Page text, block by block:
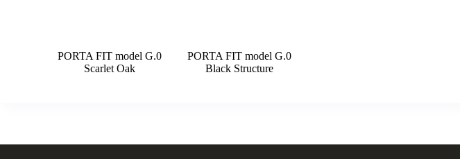
PORTA FIT model G.0
Scarlet Oak
PORTA FIT model G.0
Black Structure